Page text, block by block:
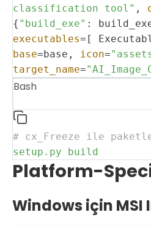
classification tool" ,
{ "build_exe" :
executables=[
base=base, icon=
target_name=
Bash
# cx_Freeze ile
setup.py
build
Platform-
Windows için MSI